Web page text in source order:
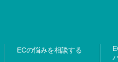
ECの悩みを相談する